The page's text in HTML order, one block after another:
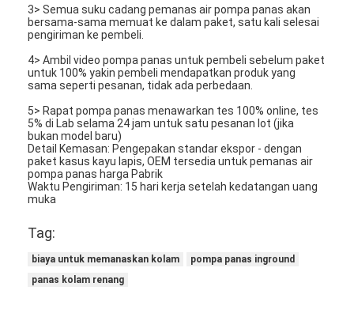
3> Semua suku cadang pemanas air pompa panas akan
bersama-sama memuat ke dalam paket, satu kali selesai
pengiriman ke pembeli.
4> Ambil video pompa panas untuk pembeli sebelum paket
untuk 100% yakin pembeli mendapatkan produk yang
sama seperti pesanan, tidak ada perbedaan.
5> Rapat pompa panas menawarkan tes 100% online, tes
5% di Lab selama 24 jam untuk satu pesanan lot (jika
bukan model baru)
Detail Kemasan: Pengepakan standar ekspor - dengan
paket kasus kayu lapis, OEM tersedia untuk pemanas air
pompa panas harga Pabrik
Waktu Pengiriman: 15 hari kerja setelah kedatangan uang
muka
Tag:
biaya untuk memanaskan kolam
pompa panas inground
panas kolam renang